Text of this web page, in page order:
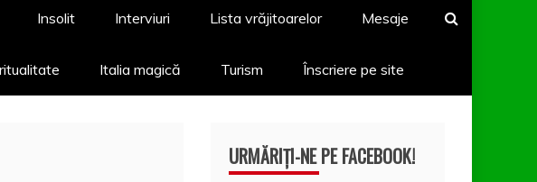
Insolit Interviuri Lista vrăjitoarelor Mesaje
Italia magică Turism Înscriere pe site
URMĂRIȚI-NE PE FACEBOOK!